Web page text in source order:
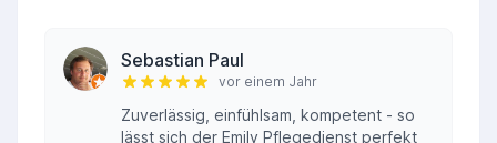
Sebastian Paul
vor einem Jahr
Zuverlässig, einfühlsam, kompetent - so
lässt sich der Emily Pflegedienst perfekt